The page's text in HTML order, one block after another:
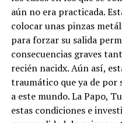
aún no era practicada.
colocar unas pinzas
para forzar su salida
consecuencias graves
recién nacidx. Aún así,
traumático que ya de por
a este mundo. La Papo,
estas condiciones e